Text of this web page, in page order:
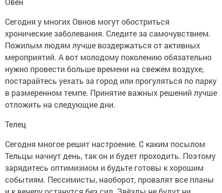
Сегодня у многих Овнов могут обостриться
хронические заболевания. Следите за самочувствием.
Пожилым людям лучше воздержаться от активных
мероприятий. А вот молодому поколению обязательно
нужно провести больше времени на свежем воздухе,
постарайтесь уехать за город или прогуляться по парку
в размеренном темпе. Принятие важных решений лучше
отложить на следующие дни.
Телец
Сегодня многое решит настроение. С каким посылом
Тельцы начнут день, так он и будет проходить. Поэтому
зарядитесь оптимизмом и будьте готовы к хорошим
событиям. Пессимисты, наоборот, провалят все планы